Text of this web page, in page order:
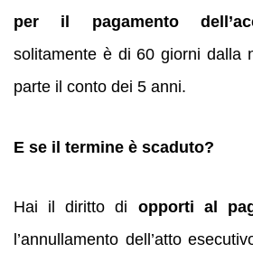
per il pagamento
solitamente è di 60 giorni dalla
parte il conto dei 5 anni.
E se il termine è scaduto?
Hai il diritto di opporti al
l’annullamento dell’atto